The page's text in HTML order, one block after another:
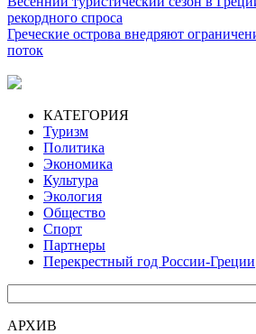
рекордного спроса
Греческие острова внедряют
поток
КАТЕГОРИЯ
Туризм
Политика
Экономика
Культура
Экология
Общество
Спорт
Партнеры
Перекрестный год России-Греции
АРХИВ